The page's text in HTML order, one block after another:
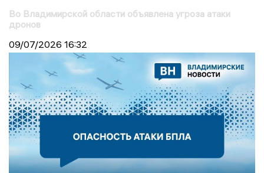
Во Владимирской области объявлена угроза атаки
дронов
09/07/2026 16:32